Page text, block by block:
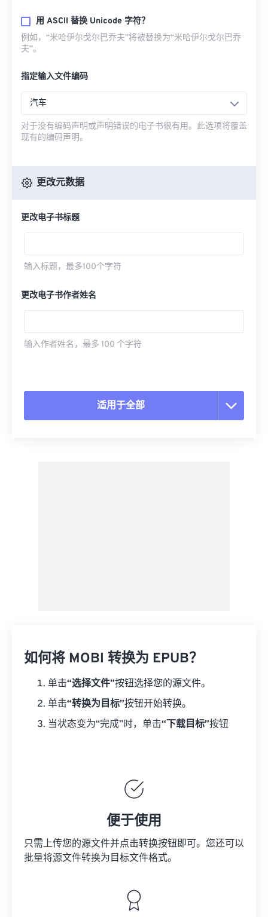
用 ASCII 替换 Unicode 字符？
例如，“米哈伊尔·戈尔巴乔夫”将被替换为“米哈伊尔·戈尔巴乔
夫”。
指定输入文件编码
汽车
对于没有编码声明或声明错误的电子书很有用。此选项将覆盖
现有的编码声明。
更改元数据
更改电子书标题
输入标题，最多100个字符
更改电子书作者姓名
输入作者姓名，最多 100 个字符
适用于全部
如何将 MOBI 转换为 EPUB？
单击“选择文件”按钮选择您的源文件。
单击“转换为目标”按钮开始转换。
当状态变为“完成”时，单击“下载目标”按钮
便于使用
只需上传您的源文件并点击转换按钮即可。您还可以
批量将源文件转换为目标文件格式。